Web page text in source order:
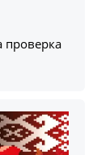
проверка